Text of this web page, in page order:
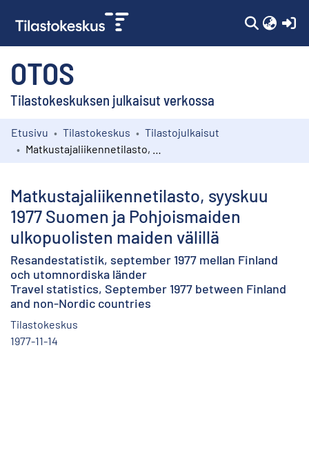
OTOS
Tilastokeskuksen julkaisut verkossa
Kokoelmat
Etusivu Tilastokeskus
Tilastojulkaisut
Matkustajaliikennetilasto, syyskuu
1977 Suomen ja Pohjoismaiden
ulkopuolisten maiden välillä
Resandestatistik, september 1977 mellan Finland
och utomnordiska länder
Travel statistics, September 1977 between Finland
and non-Nordic countries
Tilastokeskus
1977-11-14